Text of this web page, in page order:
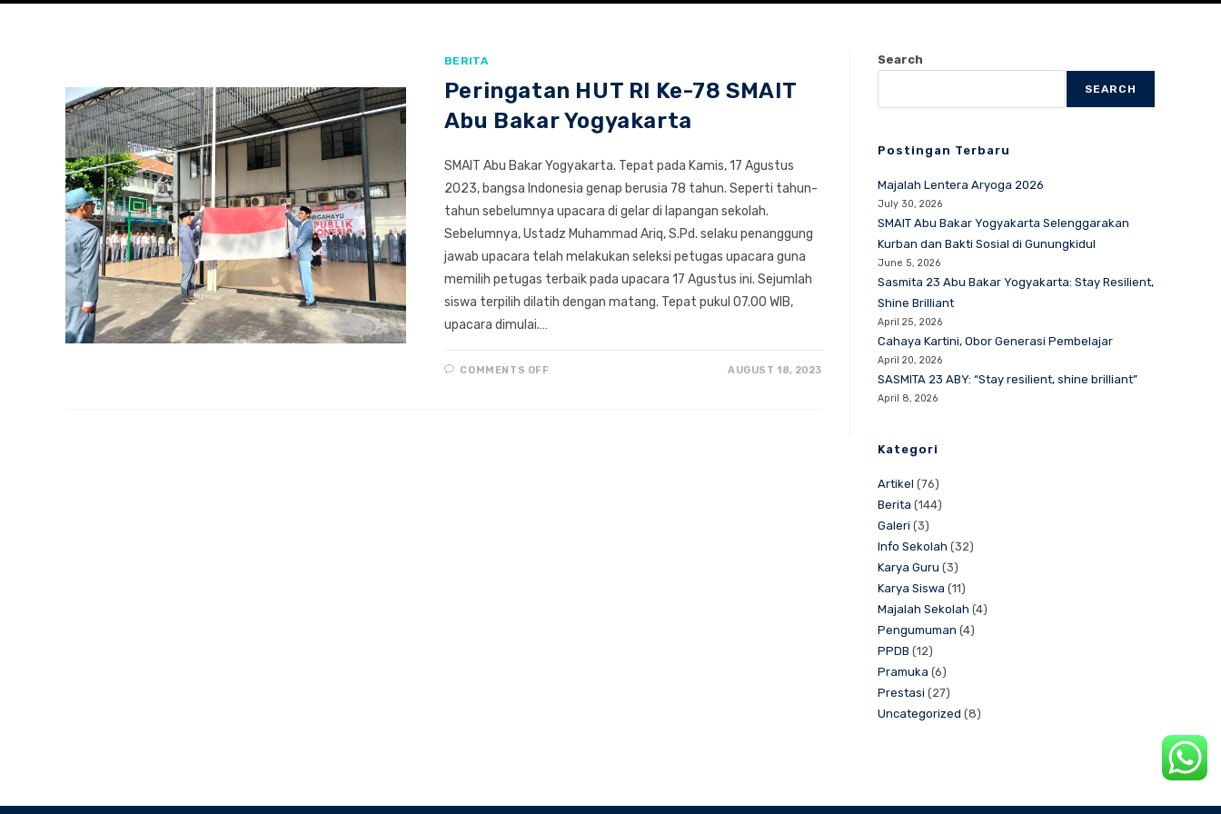
BERITA
Peringatan HUT RI Ke-78 SMAIT
Abu Bakar Yogyakarta
SMAIT Abu Bakar Yogyakarta. Tepat pada Kamis, 17 Agustus
2023, bangsa Indonesia genap berusia 78 tahun. Seperti tahun-
tahun sebelumnya upacara di gelar di lapangan sekolah.
Sebelumnya, Ustadz Muhammad Ariq, S.Pd. selaku penanggung
jawab upacara telah melakukan seleksi petugas upacara guna
memilih petugas terbaik pada upacara 17 Agustus ini. Sejumlah
siswa terpilih dilatih dengan matang. Tepat pukul 07.00 WIB,
upacara dimulai.…
COMMENTS OFFON AUGUST 18, 2023
Search
SEARCH
Postingan Terbaru
Majalah Lentera Aryoga 2026
July 30, 2026
SMAIT Abu Bakar Yogyakarta Selenggarakan
Kurban dan Bakti Sosial di Gunungkidul
June 5, 2026
Sasmita 23 Abu Bakar Yogyakarta: Stay Resilient,
Shine Brilliant
April 25, 2026
Cahaya Kartini, Obor Generasi Pembelajar
April 20, 2026
SASMITA 23 ABY: “Stay resilient, shine brilliant”
April 8, 2026
Kategori
Artikel (76)
Berita (144)
Galeri (3)
Info Sekolah (32)
Karya Guru (3)
Karya Siswa (11)
Majalah Sekolah (4)
Pengumuman (4)
PPDB (12)
Pramuka (6)
Prestasi (27)
Uncategorized (8)